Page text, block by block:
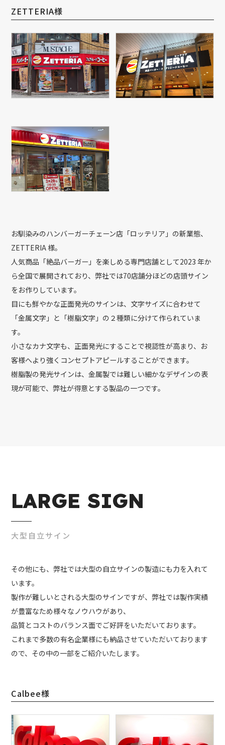
ZETTERIA様
お馴染みのハンバーガーチェーン店「ロッテリア」の新業態、
ZETTERIA 様。
人気商品「絶品バーガー」を楽しめる専門店舗として2023 年か
ら全国で展開されており、弊社では70店舗分ほどの店頭サイン
をお作りしています。
目にも鮮やかな正面発光のサインは、文字サイズに合わせて
「金属文字」と「樹脂文字」の２種類に分けて作られていま
す。
小さなカナ文字も、正面発光にすることで視認性が高まり、お
客様へより強くコンセプトアピールすることができます。
樹脂製の発光サインは、金属製では難しい細かなデザインの表
現が可能で、弊社が得意とする製品の一つです。
LARGE SIGN
大型自立サイン
その他にも、弊社では大型の自立サインの製造にも力を入れて
います。
製作が難しいとされる大型のサインですが、弊社では製作実績
が豊富なため様々なノウハウがあり、
品質とコストのバランス面でご好評をいただいております。
これまで多数の有名企業様にも納品させていただいております
ので、その中の一部をご紹介いたします。
Calbee様